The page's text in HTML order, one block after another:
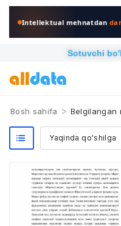
Intellektual mehnatdan
Sotuvchi
Bosh sahifa > Belgilangan